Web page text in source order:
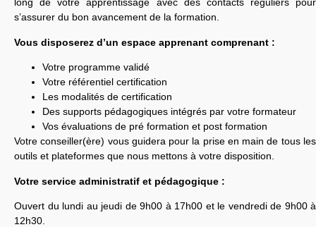
long de votre apprentissage avec des contacts réguliers pour
s’assurer du bon avancement de la formation.
Vous disposerez d’un espace apprenant comprenant :
Votre programme validé
Votre référentiel certification
Les modalités de certification
Des supports pédagogiques intégrés par votre formateur
Vos évaluations de pré formation et post formation
Votre conseiller(ère) vous guidera pour la prise en main de tous les
outils et plateformes que nous mettons à votre disposition.
Votre service administratif et pédagogique :
Ouvert du lundi au jeudi de 9h00 à 17h00 et le vendredi de 9h00 à
12h30.